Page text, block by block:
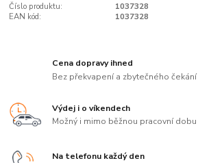
Číslo produktu:
1037328
EAN kód:
1037328
Cena dopravy ihned
Bez překvapení a zbytečného čekání
Výdej i o víkendech
Možný i mimo běžnou pracovní dobu
Na telefonu každý den